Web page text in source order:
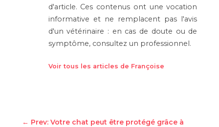
d'article. Ces contenus ont une vocation
informative et ne remplacent pas l'avis
d'un vétérinaire : en cas de doute ou de
symptôme, consultez un professionnel.
Voir tous les articles de Françoise
← Prev: Votre chat peut être protégé grâce à